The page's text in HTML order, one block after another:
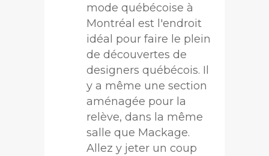
mode québécoise à
Montréal est l'endroit
idéal pour faire le plein
de découvertes de
designers québécois. Il
y a même une section
aménagée pour la
relève, dans la même
salle que Mackage.
Allez y jeter un coup